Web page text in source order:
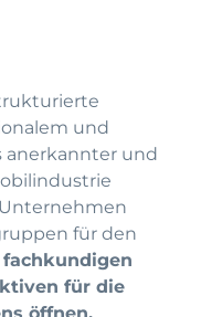
und
anerkannter und
für den
für die